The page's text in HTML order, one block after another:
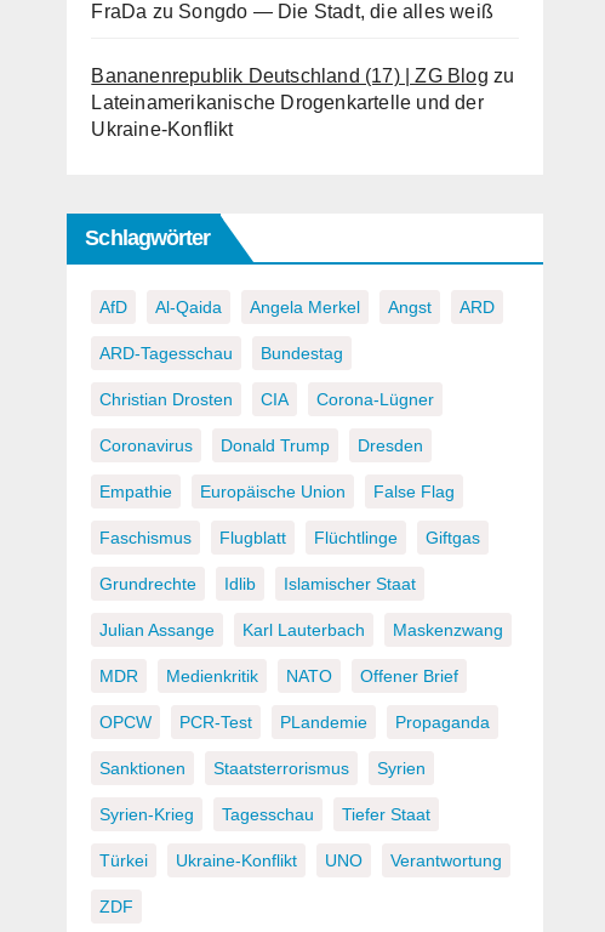
FraDa zu Songdo — Die Stadt, die alles weiß
Bananenrepublik Deutschland (17) | ZG Blog zu
Lateinamerikanische Drogenkartelle und der
Ukraine-Konflikt
Schlagwörter
AfD Al-Qaida Angela Merkel Angst ARD
ARD-Tagesschau Bundestag
Christian Drosten CIA Corona-Lügner
Coronavirus Donald Trump Dresden
Empathie Europäische Union False Flag
Faschismus Flugblatt Flüchtlinge Giftgas
Grundrechte Idlib Islamischer Staat
Julian Assange Karl Lauterbach Maskenzwang
MDR Medienkritik NATO Offener Brief
OPCW PCR-Test PLandemie Propaganda
Sanktionen Staatsterrorismus Syrien
Syrien-Krieg Tagesschau Tiefer Staat
Türkei Ukraine-Konflikt UNO Verantwortung
ZDF